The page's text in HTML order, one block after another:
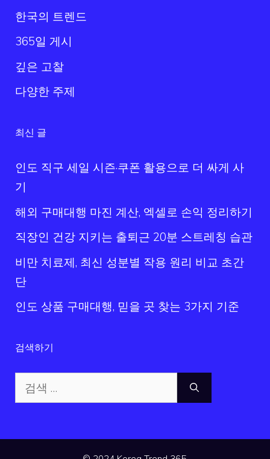
한국의 트렌드
365일 게시
깊은 고찰
다양한 주제
최신 글
인도 직구 세일 시즌·쿠폰 활용으로 더 싸게 사
기
해외 구매대행 마진 계산, 엑셀로 손익 정리하기
직장인 건강 지키는 출퇴근 20분 스트레칭 습관
비만 치료제, 최신 성분별 작용 원리 비교 초간
단
인도 상품 구매대행, 믿을 곳 찾는 3가지 기준
검색하기
색: